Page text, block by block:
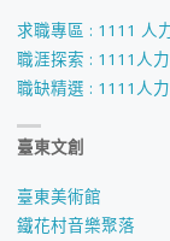
求職專區 : 1111 人
職涯探索 : 1111人
職缺精選 : 1111人
臺東文創
臺東美術館
鐵花村音樂聚落